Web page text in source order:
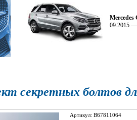
09.2015
секретных болтов
Артикул: B67811064